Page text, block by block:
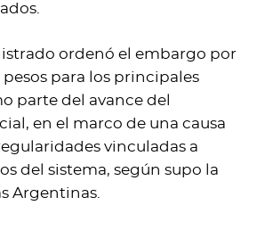
ordenó el embargo por
para los principales
parte del avance del
en el marco de una causa
vinculadas a
del sistema, según supo la
Argentinas.